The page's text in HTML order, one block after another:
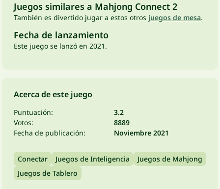
Juegos similares a Mahjong Connect 2
También es divertido jugar a estos otros juegos de mesa.
Fecha de lanzamiento
Este juego se lanzó en 2021.
Acerca de este juego
Puntuación:
3.2
Votos:
8889
Fecha de publicación:
Noviembre 2021
Conectar Juegos de Inteligencia
Juegos de Mahjong
Juegos de Tablero